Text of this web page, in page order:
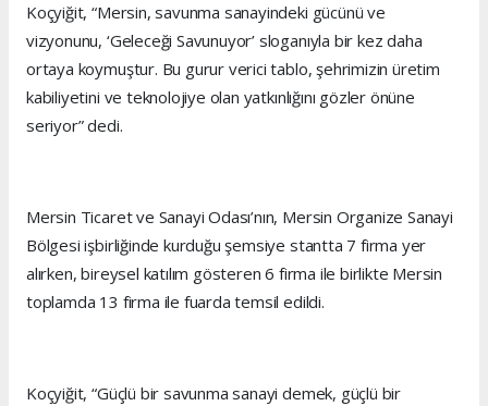
Koçyiğit, “Mersin, savunma sanayindeki gücünü ve
vizyonunu, ‘Geleceği Savunuyor’ sloganıyla bir kez daha
ortaya koymuştur. Bu gurur verici tablo, şehrimizin üretim
kabiliyetini ve teknolojiye olan yatkınlığını gözler önüne
seriyor” dedi.
Mersin Ticaret ve Sanayi Odası’nın, Mersin Organize Sanayi
Bölgesi işbirliğinde kurduğu şemsiye stantta 7 firma yer
alırken, bireysel katılım gösteren 6 firma ile birlikte Mersin
toplamda 13 firma ile fuarda temsil edildi.
Koçyiğit, “Güçlü bir savunma sanayi demek, güçlü bir